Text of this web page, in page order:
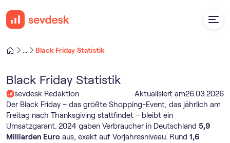
Black Friday Statistik
Black Friday Statistik
sevdesk Redaktion Aktualisiert am26.03.2026
Der Black Friday – das größte Shopping-Event, das jährlich am
Freitag nach Thanksgiving stattfindet – bleibt ein
Umsatzgarant. 2024 gaben Verbraucher in Deutschland 5,9
Milliarden Euro aus, exakt auf Vorjahresniveau. Rund 1,6